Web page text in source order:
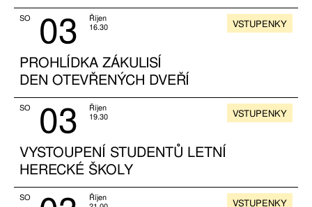
SO 03
Říjen
16.30
PROHLÍDKA ZÁKULISÍ
DEN OTEVŘENÝCH DVEŘÍ
VSTUPENKY
SO 03
Říjen
19.30
VYSTOUPENÍ STUDENTŮ LETNÍ
HERECKÉ ŠKOLY
VSTUPENKY
SO
Říjen
VSTUPENKY